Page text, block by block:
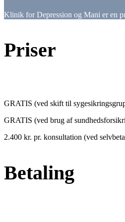
Klinik for Depression og Mani er en
Priser
GRATIS (ved skift til
GRATIS (ved brug af
2.400 kr. pr. konsultation (ved
Betaling